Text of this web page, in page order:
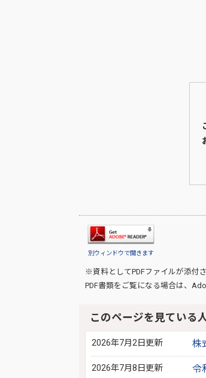
別ウィンドウで開きます
※資料としてPDFファイルが添付
PDF書類をご覧になる場合は、
このページを見ている
2026年7月2日更新 株
2026年7月8日更新 令